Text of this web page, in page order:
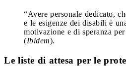
“Avere personale dedicato,
e le esigenze dei disabili è
motivazione e di speranza
(Ibidem).
Le liste di attesa per le